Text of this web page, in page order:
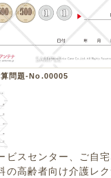
算問題-No.00005
ビスセンター、ご自
の高齢者向け介護レ